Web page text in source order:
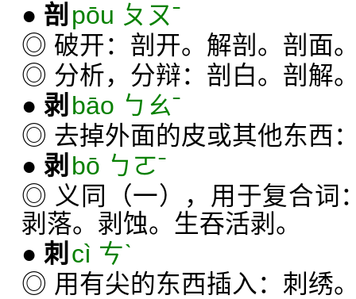
● 剖 pōu ㄆㄡˉ
◎ 破开：剖开。解剖。剖面
◎ 分析，分辩：剖白。剖解
● 剥 bāo ㄅㄠˉ
◎ 去掉外面的皮或其他东西
● 剥 bō ㄅㄛˉ
◎ 义同（一），用于复合词
剥落。剥蚀。生吞活剥。
● 刺 cì ㄘˋ
◎ 用有尖的东西插入：刺绣